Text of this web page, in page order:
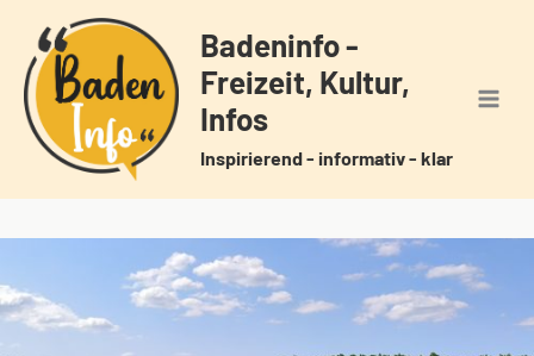
Inhalt
springen
Badeninfo -
Freizeit, Kultur,
Infos
Inspirierend - informativ - klar